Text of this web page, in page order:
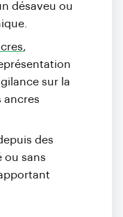
désaveu ou
,
sur la
ancres
des
ou sans